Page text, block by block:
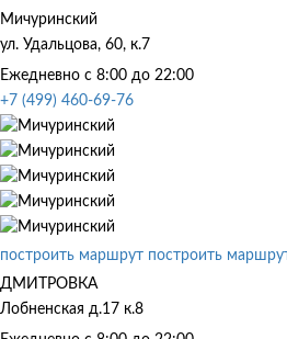
Мичуринский
ул. Удальцова, 60, к.7
Ежедневно с 8:00 до 22:00
+7 (499) 460-69-76
построить маршрут построить
ДМИТРОВКА
Лобненская д.17 к.8